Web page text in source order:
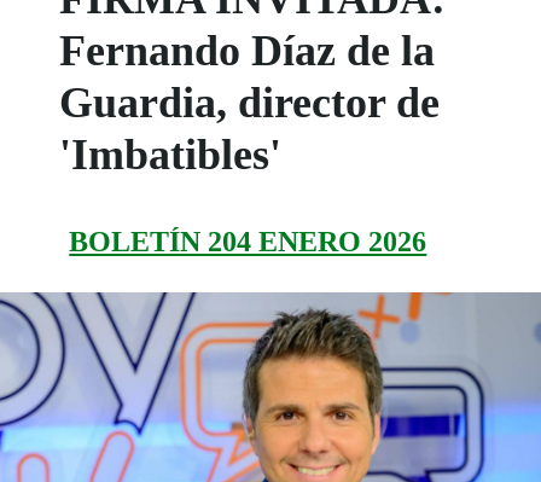
Fernando Díaz de la
Guardia, director de
'Imbatibles'
BOLETÍN 204 ENERO 2026